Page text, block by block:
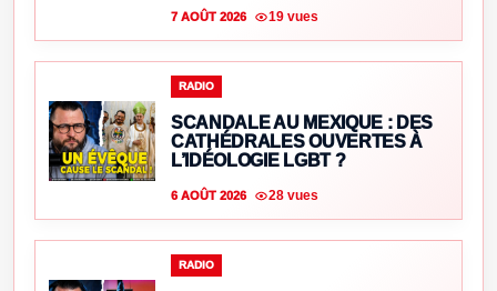
7 AOÛT 2026 19 vues
RADIO
SCANDALE AU MEXIQUE : DES
CATHÉDRALES OUVERTES À
L’IDÉOLOGIE LGBT ?
6 AOÛT 2026 28 vues
RADIO